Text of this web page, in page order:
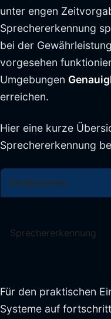
unter engen
Sprechererkennung
bei der
vorgesehen
Umgebungen
erreichen.
Hier eine kurze
Sprechererkennung
Komponente
Sprechererkennung
Für den praktischen
Systeme auf